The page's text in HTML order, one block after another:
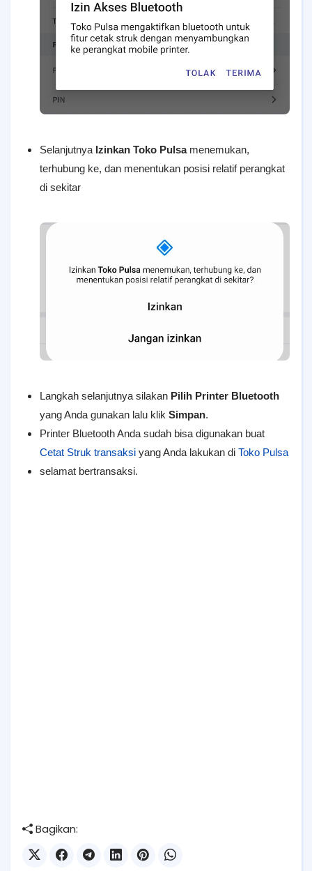
Selanjutnya Izinkan Toko Pulsamenemukan,
terhubung ke, dan menentukan posisi relatif perangkat
di sekitar
Langkah selanjutnya silakan Pilih Printer Bluetooth
yang Anda gunakan lalu klik Simpan.
Printer Bluetooth Anda sudah bisa digunakan buat
Cetat Struk transaksi yang Anda lakukan di Toko Pulsa
selamat bertransaksi.
Bagikan: